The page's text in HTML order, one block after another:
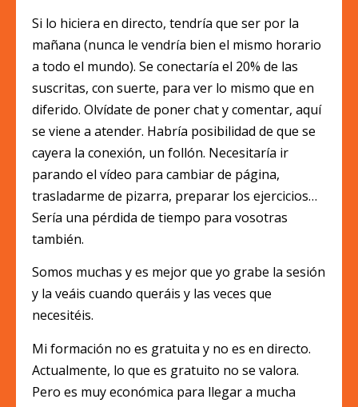
Si lo hiciera en directo, tendría que ser por la
mañana (nunca le vendría bien el mismo horario
a todo el mundo). Se conectaría el 20% de las
suscritas, con suerte, para ver lo mismo que en
diferido. Olvídate de poner chat y comentar, aquí
se viene a atender. Habría posibilidad de que se
cayera la conexión, un follón. Necesitaría ir
parando el vídeo para cambiar de página,
trasladarme de pizarra, preparar los ejercicios…
Sería una pérdida de tiempo para vosotras
también.
Somos muchas y es mejor que yo grabe la sesión
y la veáis cuando queráis y las veces que
necesitéis.
Mi formación no es gratuita y no es en directo.
Actualmente, lo que es gratuito no se valora.
Pero es muy económica para llegar a mucha